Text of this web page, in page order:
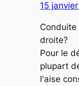
15
droite?
Pour le
plupart
l'aise